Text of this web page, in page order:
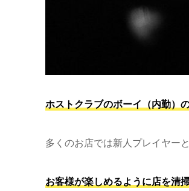
ホストクラブのボーイ（内勤）
多くのお店では新人プレイヤー
お客様が楽しめるように店を清